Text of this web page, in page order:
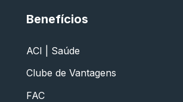
Benefícios
ACI | Saúde
Clube de Vantagens
FAC